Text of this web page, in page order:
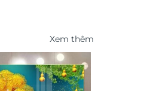
Xem thêm